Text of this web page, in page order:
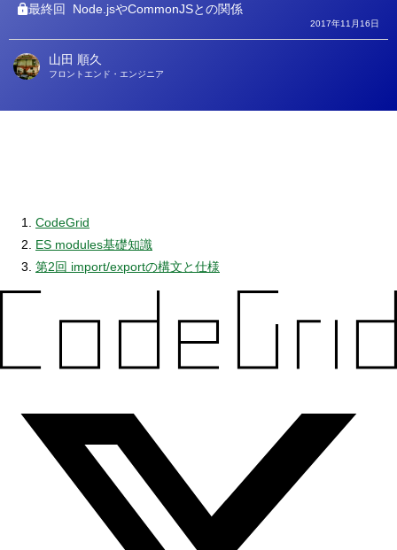
最終回 Node.jsやCommonJSとの関係
2017年11月16日
著
山田 順久
フロントエンド・エンジニア
CodeGrid
ES modules基礎知識
第2回 import/exportの構文と仕様